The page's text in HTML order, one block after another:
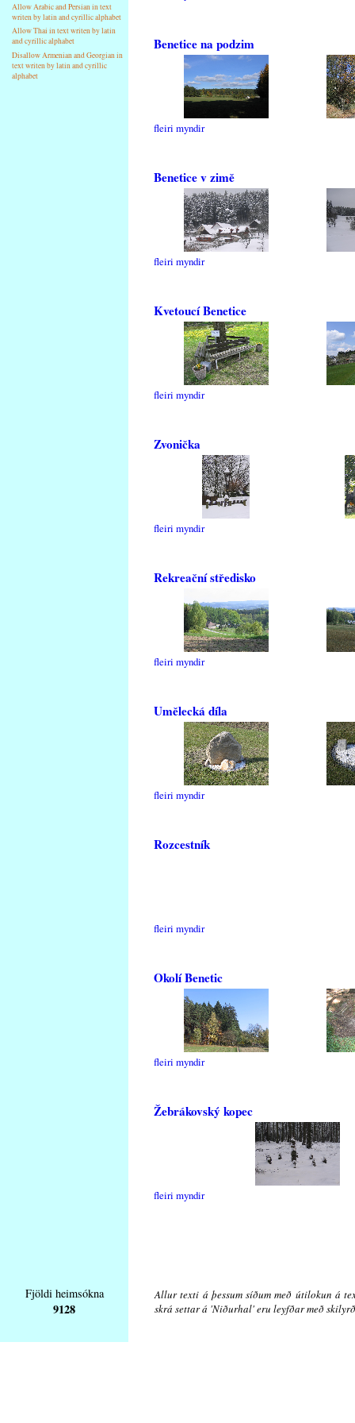
Allow Arabic and Persian in text
writen by latin and cyrillic alphabet
Allow Thai in text writen by latin
and cyrillic alphabet
Disallow Armenian and Georgian in
text writen by latin and cyrillic
alphabet
Benetice na podzim
fleiri myndir
Benetice v zimě
fleiri myndir
Kvetoucí Benetice
fleiri myndir
Zvonička
fleiri myndir
Rekreační středisko
fleiri myndir
Umělecká díla
fleiri myndir
Rozcestník
fleiri myndir
Okolí Benetic
fleiri myndir
Žebrákovský kopec
fleiri myndir
Fjöldi heimsókna
9128
Allur texti á þessum síðum með útilokun á
skrá settar á 'Niðurhal' eru leyfðar með